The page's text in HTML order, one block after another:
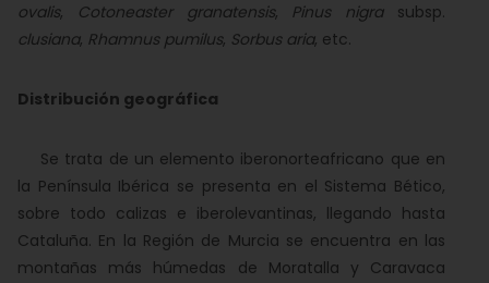
ovalis, Cotoneaster granatensis, Pinus nigrasubsp.
clusiana, Rhamnus pumilus, Sorbus aria, etc.
Distribución geográfica
Se trata de un elemento iberonorteafricano que en
la Península Ibérica se presenta en el Sistema Bético,
sobre todo calizas e iberolevantinas, llegando hasta
Cataluña. En la Región de Murcia se encuentra en las
montañas más húmedas de Moratalla y Caravaca